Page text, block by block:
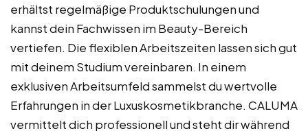
erhältst regelmäßige Produktschulungen und
kannst dein Fachwissen im Beauty-Bereich
vertiefen. Die flexiblen Arbeitszeiten lassen sich gut
mit deinem Studium vereinbaren. In einem
exklusiven Arbeitsumfeld sammelst du wertvolle
Erfahrungen in der Luxuskosmetikbranche. CALUMA
vermittelt dich professionell und steht dir während